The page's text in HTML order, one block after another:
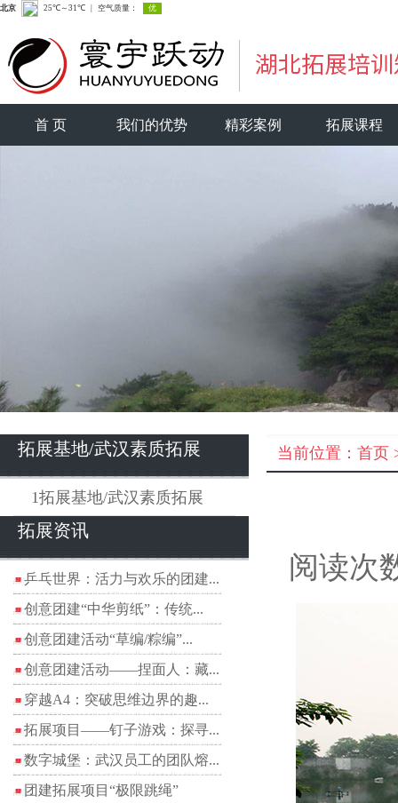
首 页 我们的优势 精彩案例 拓展课程
拓展基地/武汉素质拓展
1拓展基地/武汉素质拓展
拓展资讯
乒乓世界：活力与欢乐的团建...
创意团建“中华剪纸”：传统...
创意团建活动“草编/粽编”...
创意团建活动——捏面人：藏...
穿越A4：突破思维边界的趣...
拓展项目——钉子游戏：探寻...
数字城堡：武汉员工的团队熔...
团建拓展项目“极限跳绳”
当前位置： 首页
阅读次